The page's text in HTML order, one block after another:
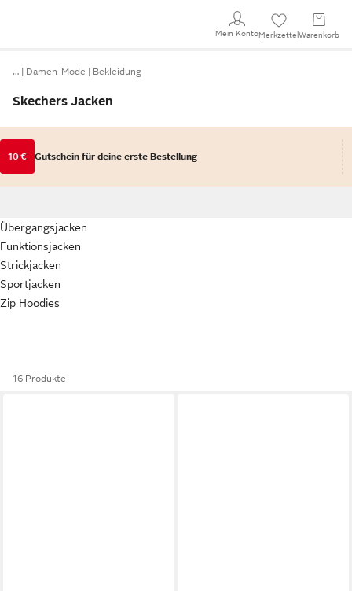
Mein KontoMerkzettel Warenkorb
… Damen-Mode Bekleidung
Skechers Jacken
10 € Gutschein für deine erste Bestellung
Übergangsjacken
Funktionsjacken
Strickjacken
Sportjacken
Zip Hoodies
16 Produkte